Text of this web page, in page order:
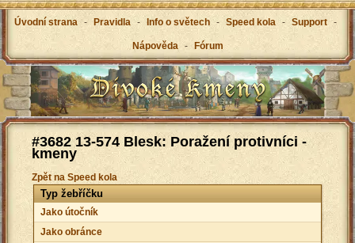
Úvodní strana - Pravidla - Info o světech - Speed kola - Support -
Nápověda - Fórum
#3682 13-574 Blesk: Poražení protivníci -
kmeny
Zpět na Speed kola
Typ žebříčku
Jako útočník
Jako obránce